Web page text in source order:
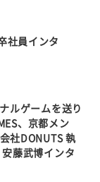
社員インタ
ルゲームを送り
、京都メン
社DONUTS 執
藤武博インタ